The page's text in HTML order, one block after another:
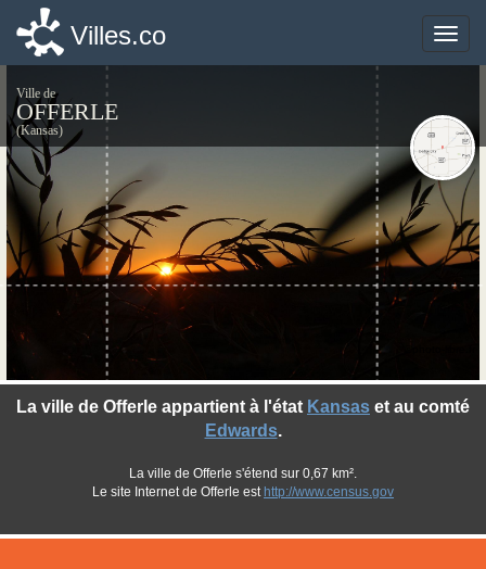
Toggle
Villes.co
Ville de
OFFERLE
(Kansas)
La ville de Offerle appartient à l'état Kansas et au comté
Edwards.
La ville de Offerle s'étend sur 0,67 km².
Le site Internet de Offerle est http://www.census.gov
Toggle
Villes.co